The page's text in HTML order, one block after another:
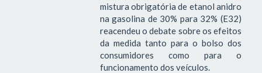
mistura obrigatória de etanol anidro
na gasolina de 30% para 32% (E32)
reacendeu o debate sobre os efeitos
da medida tanto para o bolso dos
consumidores como para o
funcionamento dos veículos.